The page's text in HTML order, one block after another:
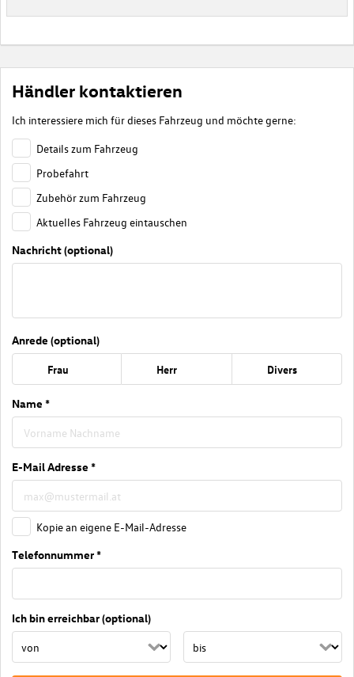
Händler kontaktieren
Ich interessiere mich für dieses Fahrzeug und möchte gerne:
Details zum Fahrzeug
Probefahrt
Zubehör zum Fahrzeug
Aktuelles Fahrzeug eintauschen
Nachricht (optional)
Anrede (optional)
Frau Herr Divers
Name *
E-Mail Adresse *
Kopie an eigene E-Mail-Adresse
Telefonnummer *
Ich bin erreichbar (optional)